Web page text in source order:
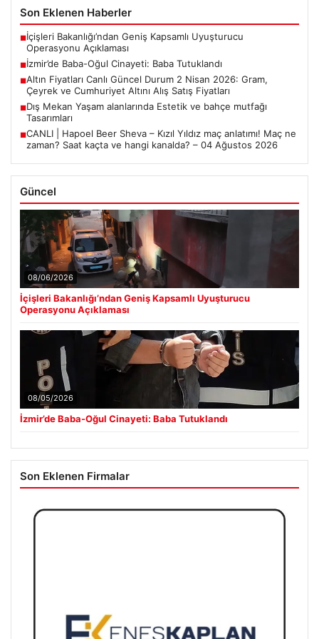
Son Eklenen Haberler
■İçişleri Bakanlığı’ndan Geniş Kapsamlı Uyuşturucu
Operasyonu Açıklaması
■İzmir’de Baba-Oğul Cinayeti: Baba Tutuklandı
■Altın Fiyatları Canlı Güncel Durum 2 Nisan 2026: Gram,
Çeyrek ve Cumhuriyet Altını Alış Satış Fiyatları
■Dış Mekan Yaşam alanlarında Estetik ve bahçe mutfağı
Tasarımları
■CANLI | Hapoel Beer Sheva – Kızıl Yıldız maç anlatımı! Maç ne
zaman? Saat kaçta ve hangi kanalda? – 04 Ağustos 2026
Güncel
08/06/2026
İçişleri Bakanlığı’ndan Geniş Kapsamlı Uyuşturucu
Operasyonu Açıklaması
08/05/2026
İzmir’de Baba-Oğul Cinayeti: Baba Tutuklandı
Son Eklenen Firmalar